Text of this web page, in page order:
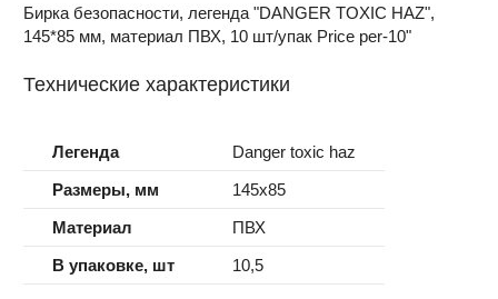
Бирка безопасности, легенда "DANGER TOXIC HAZ",
145*85 мм, материал ПВХ, 10 шт/упак Price per-10"
Технические характеристики
Легенда
Danger toxic haz
Размеры, мм
145x85
Материал
ПВХ
В упаковке, шт
10,5